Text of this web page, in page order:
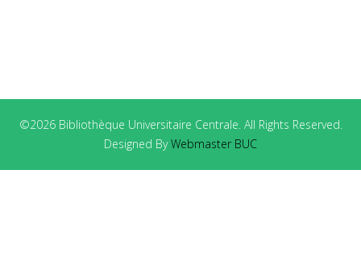
©2026 Bibliothèque Universitaire Centrale. All Rights Reserved.
Designed ByWebmaster BUC